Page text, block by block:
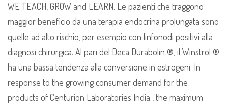
WE TEACH, GROW and LEARN. Le pazienti che traggono
maggior beneficio da una terapia endocrina prolungata sono
quelle ad alto rischio, per esempio con linfonodi positivi alla
diagnosi chirurgica. Al pari del Deca Durabolin ®, il Winstrol ®
ha una bassa tendenza alla conversione in estrogeni. In
response to the growing consumer demand for the
products of Centurion Laboratories India , the maximum